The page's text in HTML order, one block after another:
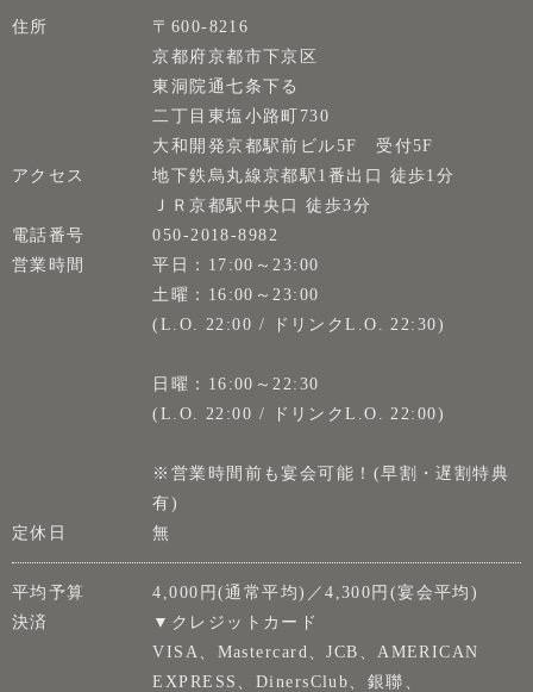
住所
〒600-8216
京都府京都市下京区
東洞院通七条下る
二丁目東塩小路町730
大和開発京都駅前ビル5F 受付5F
アクセス
地下鉄烏丸線京都駅1番出口 徒歩1分
ＪＲ京都駅中央口 徒歩3分
電話番号
050-2018-8982
営業時間
平日：17:00～23:00
土曜：16:00～23:00
(L.O. 22:00 / ドリンクL.O. 22:30)
日曜：16:00～22:30
(L.O. 22:00 / ドリンクL.O. 22:00)
※営業時間前も宴会可能！(早割・遅割特典
有)
定休日
無
平均予算
4,000円(通常平均)／4,300円(宴会平均)
決済
▼クレジットカード
VISA、Mastercard、JCB、AMERICAN
EXPRESS、DinersClub、銀聯、